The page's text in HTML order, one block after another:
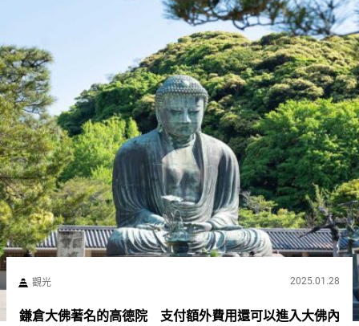
觀光 2025.01.28
鎌倉大佛著名的高德院 支付額外費用還可以進入大佛內